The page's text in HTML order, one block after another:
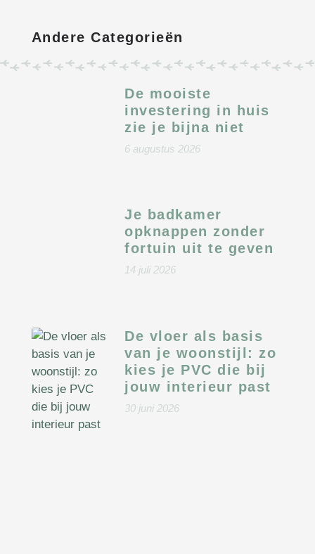
Andere Categorieën
De mooiste
investering in huis
zie je bijna niet
6 augustus 2026
Je badkamer
opknappen zonder
fortuin uit te geven
14 juli 2026
De vloer als basis
van je woonstijl: zo
kies je PVC die bij
jouw interieur past
30 juni 2026